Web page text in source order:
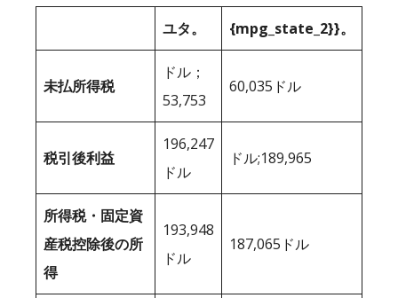
ユタ。 {mpg_state_2}}。
未払所得税
ドル；
53,753
60,035ドル
税引後利益
196,247
ドル
ドル;189,965
所得税・固定資
産税控除後の所
得
193,948
ドル
187,065ドル